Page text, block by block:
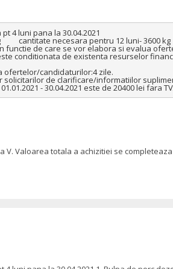
4 luni pana la 30.04.2021
de care se vor elabora si evalua
conditionata de existenta resurselor
ofertelor/candidaturilor:4 zile.
de clarificare/informatiilor
- 30.04.2021 este de 20400 lei fara
Valoarea totala a achizitiei se